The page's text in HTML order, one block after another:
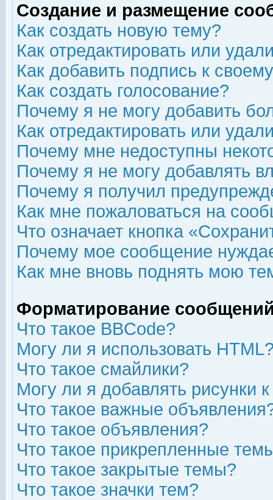
Создание и размещение
Как создать новую тему?
Как отредактировать или
Как добавить подпись к
Как создать голосование?
Почему я не могу добавить
Как отредактировать или
Почему мне недоступны
Почему я не могу добавлять
Почему я получил
Как мне пожаловаться на
Что означает кнопка
Почему мое сообщение
Как мне вновь поднять мою
Форматирование
Что такое BBCode?
Могу ли я использовать
Что такое смайлики?
Могу ли я добавлять рисунки
Что такое важные
Что такое объявления?
Что такое прикрепленные
Что такое закрытые темы?
Что такое значки тем?